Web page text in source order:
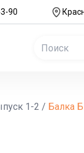
90
1-2 / Балка